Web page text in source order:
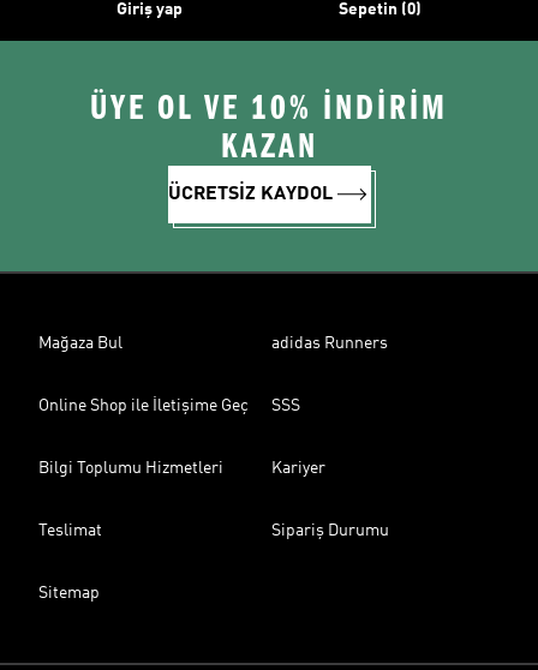
Giriş yap Sepetin (0)
ÜYE OL VE 10% İNDİRİM
KAZAN
ÜCRETSİZ KAYDOL
Mağaza Bul adidas Runners
Online Shop ile İletişime Geç SSS
Bilgi Toplumu Hizmetleri Kariyer
Teslimat Sipariş Durumu
Sitemap